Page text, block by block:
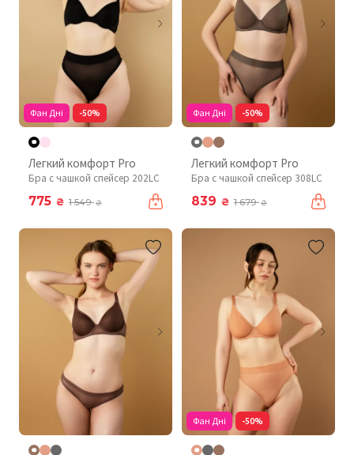
Фан Дні -50%
Легкий комфорт Pro
Бра с чашкой спейсер 202LC
775 ₴ 1 549₴
Фан Дні -50%
Легкий комфорт Pro
Бра с чашкой спейсер 308LC
839 ₴ 1 679₴
Фан Дні -50%